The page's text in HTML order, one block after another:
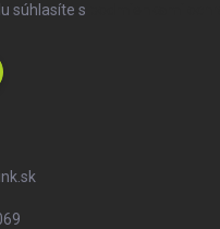
súhlasíte s